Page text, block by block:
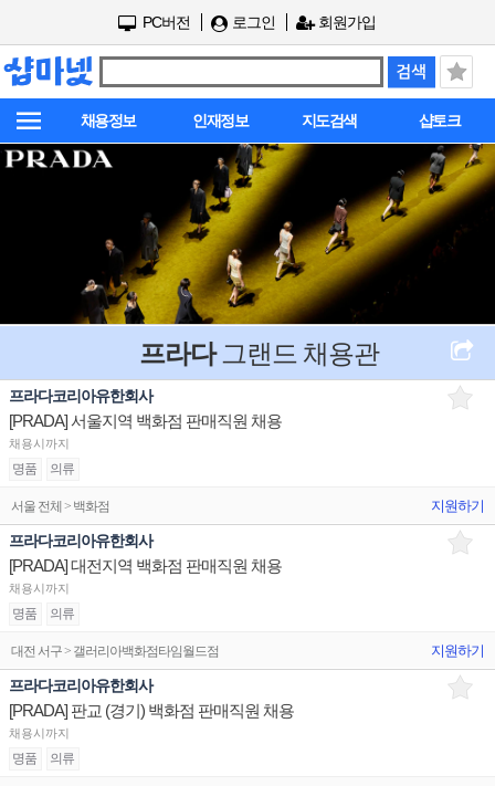
PC버전 로그인 회원가입
채용정보 인재정보 지도검색 샵토크
프라다그랜드 채용관
프라다코리아유한회사
[PRADA] 서울지역 백화점 판매직원 채용
채용시까지
명품 의류
서울 전체 > 백화점 지원하기
프라다코리아유한회사
[PRADA] 대전지역 백화점 판매직원 채용
채용시까지
명품 의류
대전 서구 > 갤러리아백화점타임월드점 지원하기
프라다코리아유한회사
[PRADA] 판교 (경기) 백화점 판매직원 채용
채용시까지
명품 의류